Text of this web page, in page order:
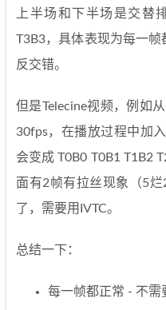
上半场和下半场是交替
T3B3，具体表现为每一
反交错。
但是Telecine视频，例如
30fps，在播放过程中加
会变成 T0B0 T0B1 T1B2
面有2帧有拉丝现象（5
了，需要用IVTC。
总结一下：
每一帧都正常 - 不需